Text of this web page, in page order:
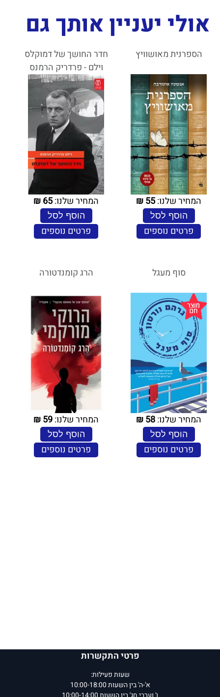
אולי יעניין אותך גם
הספרנית מאושוויץ
המחיר שלנו:55
₪
הוסף לסל
פרטים נוספים
חדר החושך של דמוקלס
וילם - פרדריק הרמנס
המחיר שלנו:65
₪
הוסף לסל
פרטים נוספים
סוף מעגל
המחיר שלנו:58
₪
הוסף לסל
פרטים נוספים
הרג קומנדטורה
המחיר שלנו:59
₪
הוסף לסל
פרטים נוספים
פרטי התקשרות
שעות פעילות:
א'-ה' בין השעות 10:00-18:00